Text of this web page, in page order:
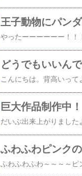
王子動物にパン
どうでもいいん
こんにちは。背高いって
巨大作品制作中！
だいぶ出来上がりました
ふわふわピンク